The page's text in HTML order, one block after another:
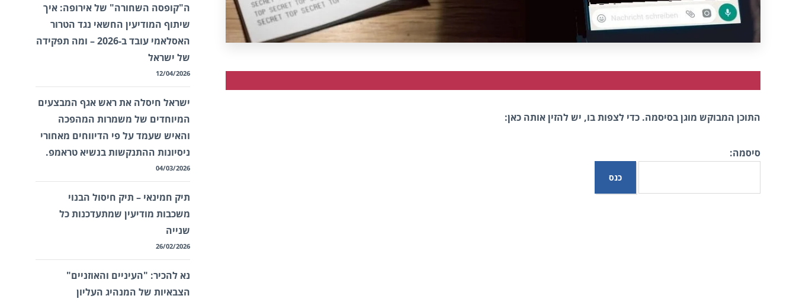
התוכן המבוקש מוגן בסיסמה. כדי לצפות בו, יש להזין אותה כאן:
סיסמה:
ה"קופסה השחורה" של אירופה: איך
שיתוף המודיעין החשאי נגד הטרור
האסלאמי עובד ב-2026 – ומה תפקידה
של ישראל
12/04/2026
ישראל חיסלה את ראש אגף המבצעים
המיוחדים של משמרות המהפכה
והאיש שעמד על פי הדיווחים מאחורי
ניסיונות ההתנקשות בנשיא טראמפ.
04/03/2026
תיק חמינאי – תיק חיסול הבנוי
משכבות מודיעין שמתעדכנות כל
שנייה
26/02/2026
נא להכיר: "העיניים והאוזניים"
הצבאיות של המנהיג העליון